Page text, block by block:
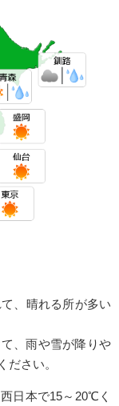
、晴れる所が多い
、雨や雪が降りや
ださい。
日本で15～20℃く